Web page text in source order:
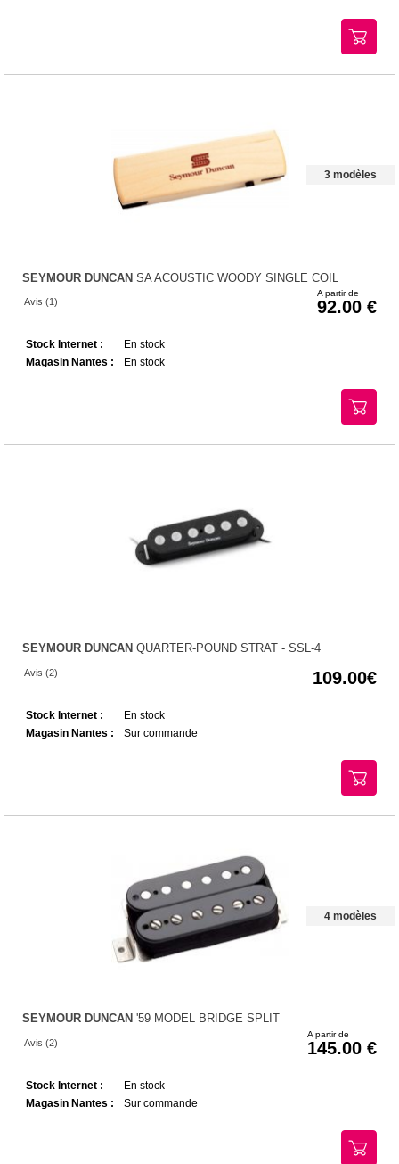
3 modèles
SEYMOUR DUNCAN SA ACOUSTIC WOODY SINGLE COIL
Avis (1)
A partir de
92.00
Stock Internet :
En stock
Magasin Nantes :
En stock
SEYMOUR DUNCAN QUARTER-POUND STRAT - SSL-4
Avis (2) 109.00
Stock Internet :
En stock
Magasin Nantes :
Sur commande
4 modèles
SEYMOUR DUNCAN '59 MODEL BRIDGE SPLIT
Avis (2)
A partir de
145.00
Stock Internet :
En stock
Magasin Nantes :
Sur commande